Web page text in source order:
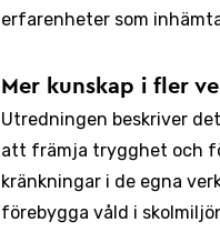
erfarenheter som
Mer kunskap i fler
Utredningen beskriver
att främja trygghet och
kränkningar i de egna
förebygga våld i